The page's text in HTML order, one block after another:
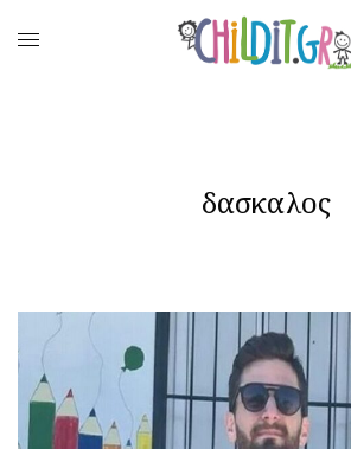
δασκαλος